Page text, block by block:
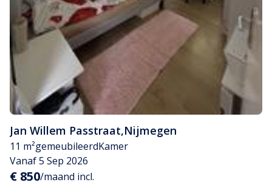
Jan Willem Passtraat,Nijmegen
11 m²gemeubileerdKamer
Vanaf 5 Sep 2026
€ 850/maand incl.